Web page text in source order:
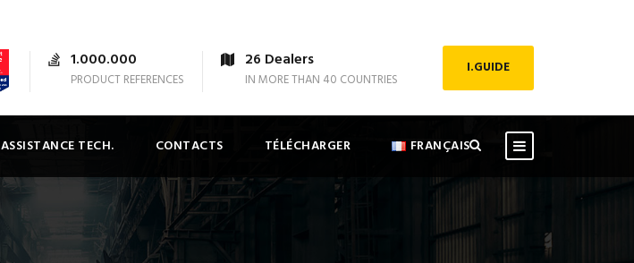
1.000.000
PRODUCT REFERENCES
26 Dealers
IN MORE THAN 40 COUNTRIES
I.GUIDE
ASSISTANCE TECH. CONTACTS TÉLÉCHARGER FRANÇAIS